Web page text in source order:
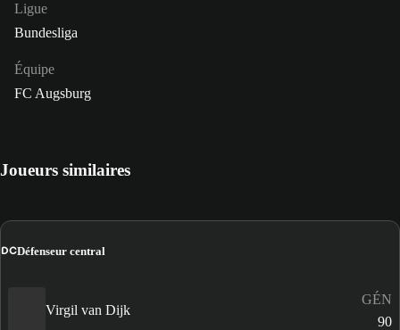
Ligue
Bundesliga
Équipe
FC Augsburg
Joueurs similaires
DCDéfenseur central
Virgil van Dijk
GÉN
90